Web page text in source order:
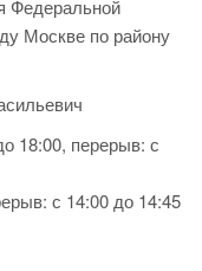
Федеральной
Москве по району
18:00, перерыв: с
с 14:00 до 14:45